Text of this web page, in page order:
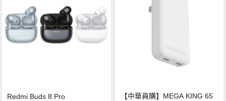
Redmi Buds 8 Pro
【中華員購】MEGA KING 65